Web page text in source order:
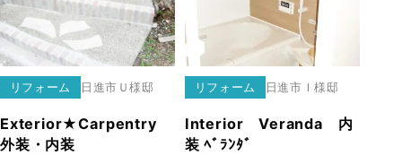
リフォーム 日進市 Ｕ様邸
Exterior★Carpentry
外装・内装
リフォーム 日進市 Ｉ様邸
Interior Veranda 内
装 ﾍﾞﾗﾝﾀﾞ